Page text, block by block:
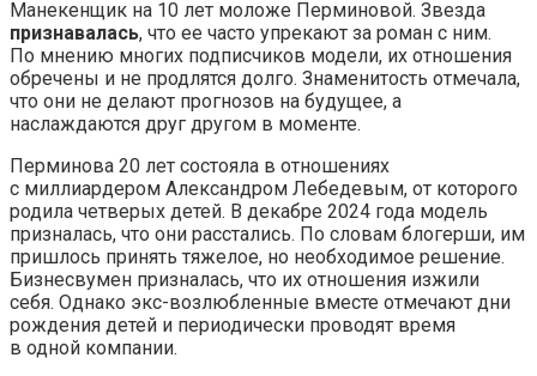
Манекенщик на 10 лет моложе Перминовой. Звезда
признавалась, что ее часто упрекают за роман с ним.
По мнению многих подписчиков модели, их отношения
обречены и не продлятся долго. Знаменитость отмечала,
что они не делают прогнозов на будущее, а
наслаждаются друг другом в моменте.
Перминова 20 лет состояла в отношениях
с миллиардером Александром Лебедевым, от которого
родила четверых детей. В декабре 2024 года модель
призналась, что они расстались. По словам блогерши, им
пришлось принять тяжелое, но необходимое решение.
Бизнесвумен призналась, что их отношения изжили
себя. Однако экс-возлюбленные вместе отмечают дни
рождения детей и периодически проводят время
в одной компании.